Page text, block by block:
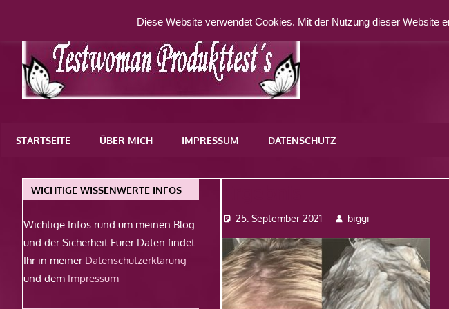
springen
WordPress-
STARTSEITE ÜBER MICH IMPRESSUM DATENSCHUTZ
25. September 2021 biggi
WICHTIGE WISSENWERTE INFOS
Wichtige Infos rund um meinen Blog
und der Sicherheit Eurer Daten findet
Ihr in meiner Datenschutzerklärung
und dem Impressum
Diese Website verwendet Cookies. Mit der Nutzung dieser Website